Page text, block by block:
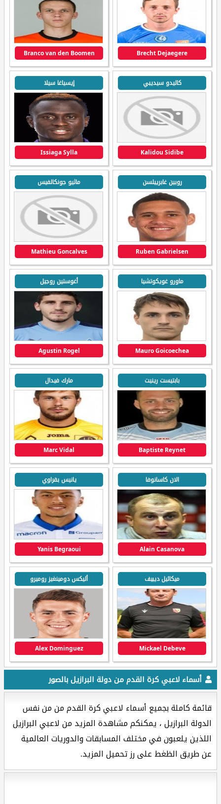
Brecht Dejaegere
Branco van den Boomen
كاليدو سيديبي
Kalidou Sidibe
إيسياغا سيلا
Issiaga Sylla
روبين غابرييلسن
Ruben Gabrielsen
ماثيو جونكالفيس
Mathieu Goncalves
ماورو غويكوتشيا
Mauro Goicoechea
أغوستين روجيل
Agustin Rogel
بابتيست رينيت
Baptiste Reynet
مارك فيدال
Marc Vidal
الان كاسانوفا
Alain Casanova
يانيس بقراوي
Yanis Begraoui
ميكائيل ديبيف
Mickael Debeve
أليكس دومينغيز روميرو
Alex Dominguez
أسماء لاعبي كرة القدم من دولة البرازيل بالصور
قائمة كاملة بجميع أسماء لاعبي كرة القدم من من نفس
الدولة البرازيل ، يمكنكم مشاهدة المزيد من لاعبي البرازيل
اللذين يلعبون في مختلف المسابقات والدوريات العالمية
عن طريق الظغط على رز تحميل المزيد.